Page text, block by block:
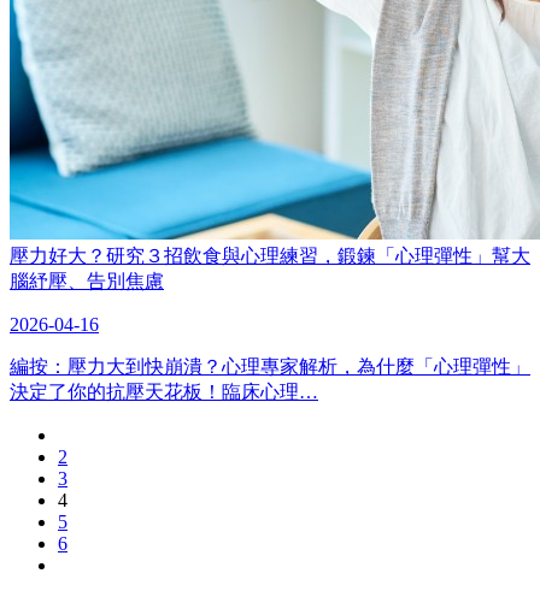
壓力好大？研究３招飲食與心理練習，鍛鍊「心理彈性」幫大
腦紓壓、告別焦慮
2026-04-16
編按：壓力大到快崩潰？心理專家解析，為什麼「心理彈性」
決定了你的抗壓天花板！臨床心理…
2
3
4
5
6